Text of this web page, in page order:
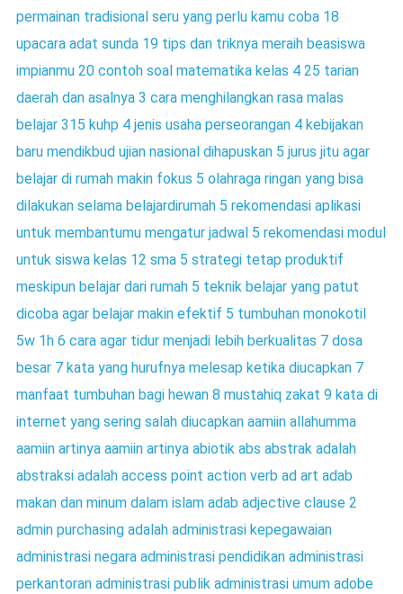
permainan tradisional seru yang perlu kamu coba 18
upacara adat sunda 19 tips dan triknya meraih beasiswa
impianmu 20 contoh soal matematika kelas 4 25 tarian
daerah dan asalnya 3 cara menghilangkan rasa malas
belajar 315 kuhp 4 jenis usaha perseorangan 4 kebijakan
baru mendikbud ujian nasional dihapuskan 5 jurus jitu agar
belajar di rumah makin fokus 5 olahraga ringan yang bisa
dilakukan selama belajardirumah 5 rekomendasi aplikasi
untuk membantumu mengatur jadwal 5 rekomendasi modul
untuk siswa kelas 12 sma 5 strategi tetap produktif
meskipun belajar dari rumah 5 teknik belajar yang patut
dicoba agar belajar makin efektif 5 tumbuhan monokotil
5w 1h 6 cara agar tidur menjadi lebih berkualitas 7 dosa
besar 7 kata yang hurufnya melesap ketika diucapkan 7
manfaat tumbuhan bagi hewan 8 mustahiq zakat 9 kata di
internet yang sering salah diucapkan aamiin allahumma
aamiin artinya aamiin artinya abiotik abs abstrak adalah
abstraksi adalah access point action verb ad art adab
makan dan minum dalam islam adab adjective clause 2
admin purchasing adalah administrasi kepegawaian
administrasi negara administrasi pendidikan administrasi
perkantoran administrasi publik administrasi umum adobe